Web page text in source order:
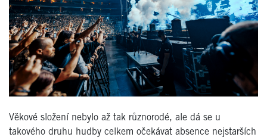
Věkové složení nebylo až tak různorodé, ale dá se u
takového druhu hudby celkem očekávat absence nejstarších